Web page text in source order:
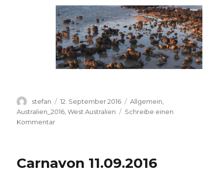
Autor
stefan
Veröffentlicht
am
12. September 2016 Kategorien
Allgemein
Australien_2016 ,West Australien
Schreibe einen
Kommentarzu
Carnavon 11.09.2016